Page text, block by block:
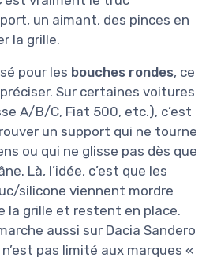
un aimant, des pinces en
la grille.
pour les bouches rondes, ce
Sur certaines voitures
A/B/C, Fiat 500, etc.), c’est
un support qui ne tourne
ou qui ne glisse pas dès que
Là, l’idée, c’est que les
silicone viennent mordre
la grille et restent en place.
aussi sur Dacia Sandero
pas limité aux marques «